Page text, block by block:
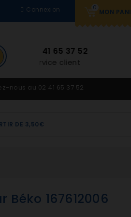
0
MON
Connexion
BESOIN
Du lundi au
nous au 02 41 65 37 52
DE 3,50€
167612006